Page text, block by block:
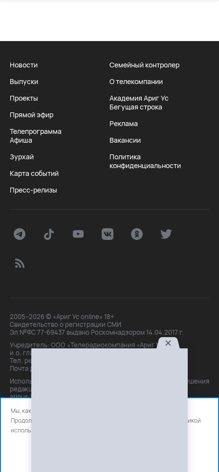
Новости
Выпуски
Проекты
Прямой эфир
Телепрограмма
Афиша
Зурхай
Карта событий
Пресс-релизы
Семейный контролер
О телекомпании
Академия Ариг Ус
Бегущая строка
Реклама
Вакансии
Политика
конфиденциальности
2005–2026 © «Ариг Ус online» 18+
Свидетельство о регистрации СМИ
Эл №ФС 77-69437 выдано Роскомнадзором 14.04.2017 г.
Учредитель: ООО «Телерадиокомпания «Ариг Ус»,
и.о. главного редактора: Маханова О.Б.
Тел. peдakции: +7(3012)21-30-14,
Почта peдakции: editor@arigus.tv
Использование материалов только с письменного разрешения
редакции. При цитировании прямая активная ссылка на
arigus.tv обязательна.
Мы, как и все используем файлы cookie и сервисы аналитики.
Продолжая использовать сайт, вы соглашаетесь с нашей
политикой
использования